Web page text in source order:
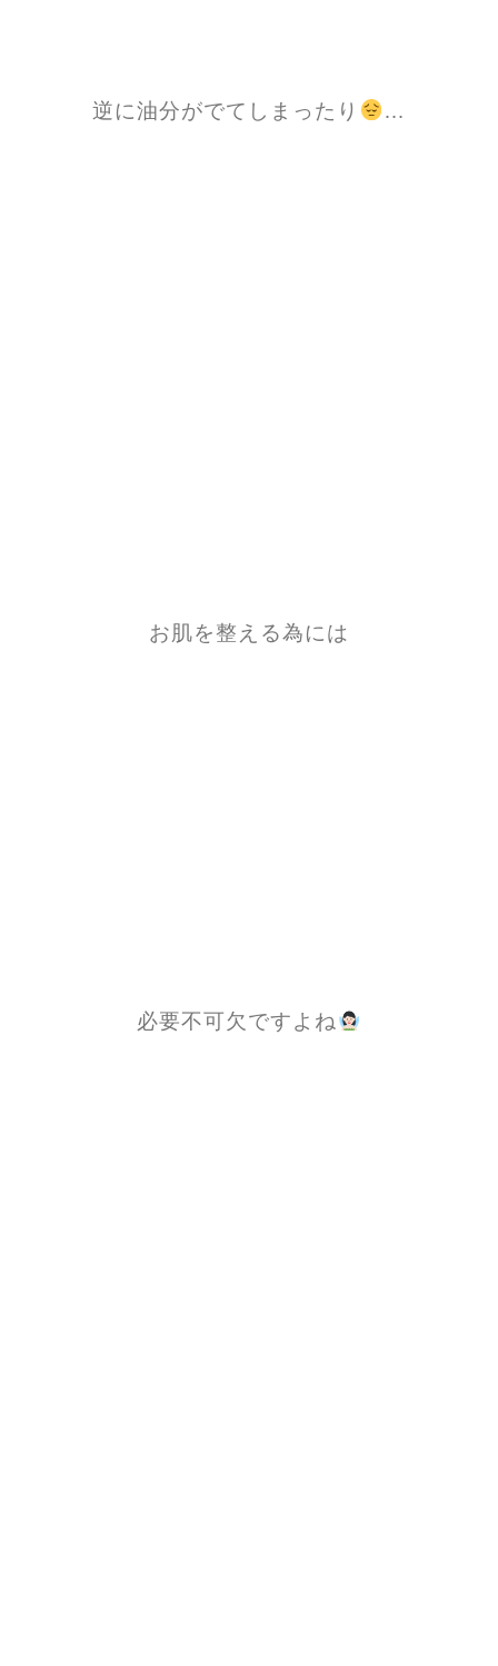
逆に油分がでてしまったり …
お肌を整える為には
必要不可欠ですよね